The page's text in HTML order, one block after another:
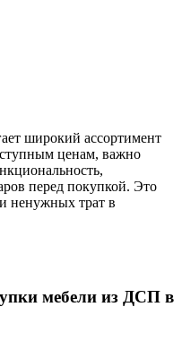
широкий ассортимент
ценам, важно
перед покупкой. Это
ненужных трат в
мебели из ДСП в